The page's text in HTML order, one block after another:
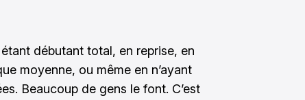
débutant total, en reprise, en
moyenne, ou même en n’ayant
Beaucoup de gens le font. C’est